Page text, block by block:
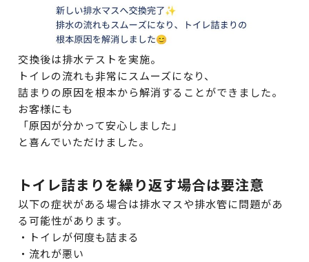
交換後は排水テストを実施。
トイレの流れも非常にスムーズになり、
詰まりの原因を根本から解消することができました。
お客様にも
「原因が分かって安心しました」
と喜んでいただけました。
トイレ詰まりを繰り返す場合は要注意
以下の症状がある場合は排水マスや排水管に問題があ
る可能性があります。
・トイレが何度も詰まる
・流れが悪い